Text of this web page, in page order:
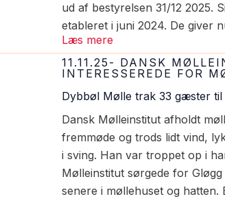
ud af bestyrelsen 31/12
etableret i juni 2024. De giver
Læs mere
11.11.25- DANSK
INTERESSEREDE FOR
Dybbøl Mølle trak 33 gæster til
Dansk Mølleinstitut afholdt
fremmøde og trods lidt vind,
i sving. Han var troppet op i
Mølleinstitut sørgede for
senere i møllehuset og